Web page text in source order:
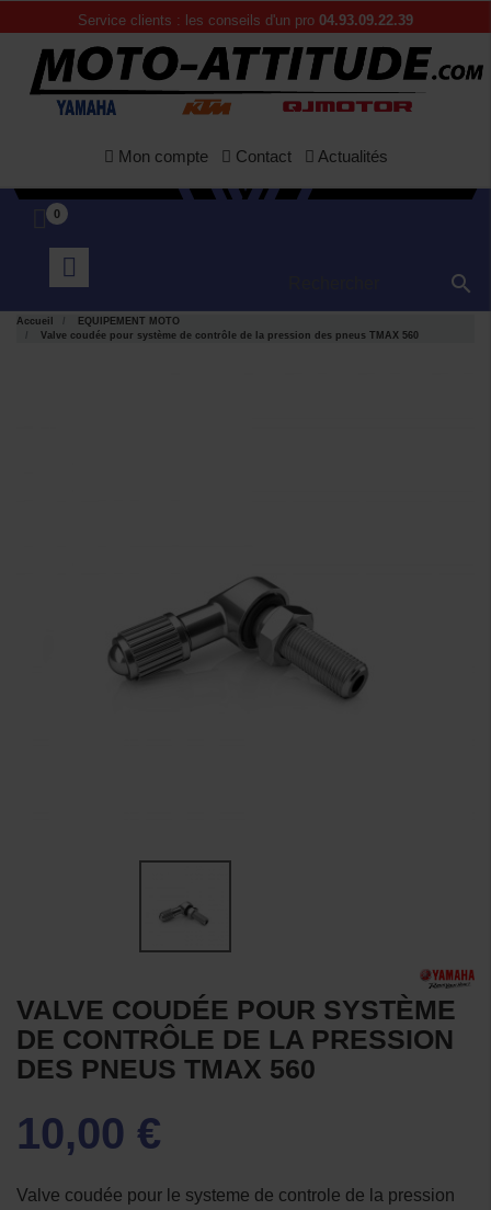
Service clients : les conseils d'un pro 04.93.09.22.39
Mon compte Contact Actualités
0

Accueil
EQUIPEMENT MOTO
Valve coudée pour système de contrôle de la pression des pneus TMAX 560
VALVE COUDÉE POUR SYSTÈME
DE CONTRÔLE DE LA PRESSION
DES PNEUS TMAX 560
10,00 €
Valve coudée pour le systeme de controle de la pression